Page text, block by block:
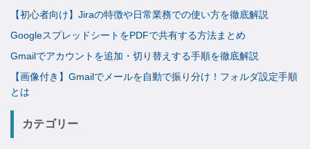
【初心者向け】Jiraの特徴や日常業務での使い方を徹底解説
GoogleスプレッドシートをPDFで共有する方法まとめ
Gmailでアカウントを追加・切り替えする手順を徹底解説
【画像付き】Gmailでメールを自動で振り分け！フォルダ設定手順
とは
カテゴリー